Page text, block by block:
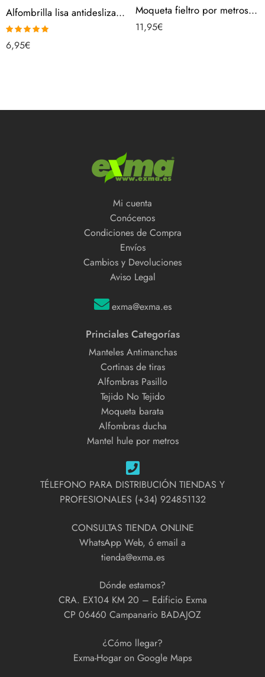
Alfombrilla lisa antideslizante multiusos, protector base para cajones o armarios – yoga fitness Negro 707S012
Valorado con
5.00de 5
6,95€
Moqueta fieltro por metros – VERDE, 280gr/m2, Venta Por Metros, Para Interior, Salón, Suelo [ancho 200 cms] 7502103
11,95€
Mi cuenta
Conócenos
Condiciones de Compra
Envíos
Cambios y Devoluciones
Aviso Legal
exma@exma.es
Princiales Categorías
Manteles Antimanchas
Cortinas de tiras
Alfombras Pasillo
Tejido No Tejido
Moqueta barata
Alfombras ducha
Mantel hule por metros
TÉLEFONO PARA DISTRIBUCIÓN TIENDAS Y
PROFESIONALES (+34) 924851132
CONSULTAS TIENDA ONLINE
WhatsApp Web, ó email a
tienda@exma.es
Dónde estamos?
CRA. EX104 KM 20 – Edificio Exma
CP 06460 Campanario BADAJOZ
¿Cómo llegar?
Exma-Hogar on Google Maps